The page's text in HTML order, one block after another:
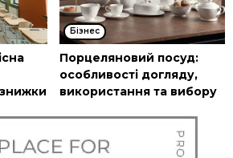
Бізнес
Порцеляновий посуд:
особливості догляду,
використання та вибору